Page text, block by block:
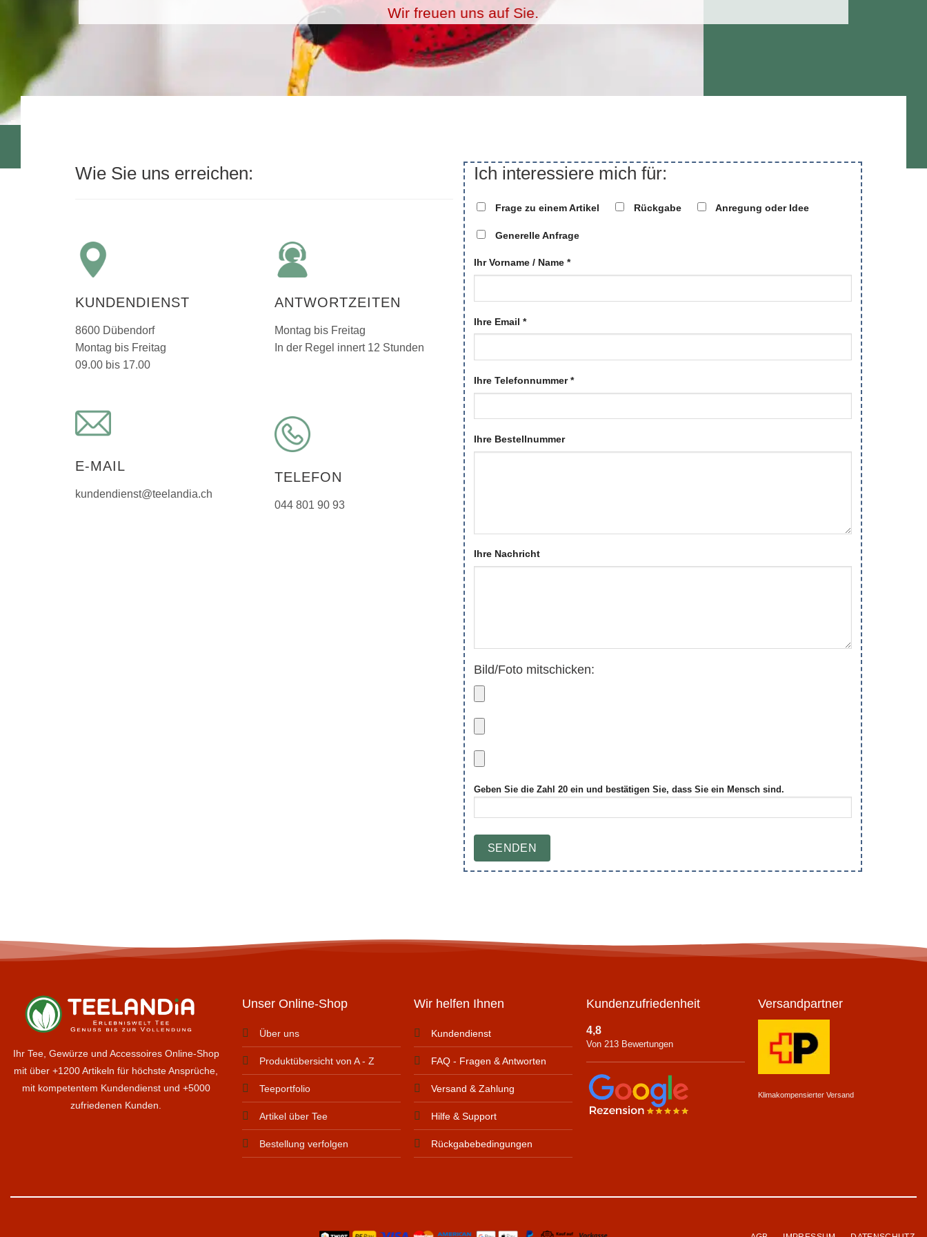
Wir freuen uns auf Sie.
Wie Sie uns erreichen:
KUNDENDIENST
8600 Dübendorf
Montag bis Freitag
09.00 bis 17.00
ANTWORTZEITEN
Montag bis Freitag
In der Regel innert 12 Stunden
E-MAIL
kundendienst@teelandia.ch
TELEFON
044 801 90 93
Ich interessiere mich für:
Frage zu einem Artikel Rückgabe Anregung oder Idee
Generelle Anfrage
Ihr Vorname / Name *
Ihre Email *
Ihre Telefonnummer *
Ihre Bestellnummer
Ihre Nachricht
Bild/Foto mitschicken:
Geben Sie die Zahl 20 ein und bestätigen Sie, dass Sie ein Mensch sind.
Ihr Tee, Gewürze und Accessoires Online-Shop
mit über +1200 Artikeln für höchste Ansprüche,
mit kompetentem Kundendienst und +5000
zufriedenen Kunden.
Unser Online-Shop
Über uns
Produktübersicht von A - Z
Teeportfolio
Artikel über Tee
Bestellung verfolgen
Wir helfen Ihnen
Kundendienst
FAQ - Fragen & Antworten
Versand & Zahlung
Hilfe & Support
Rückgabebedingungen
Kundenzufriedenheit
4,8
Von 213 Bewertungen
Versandpartner
Klimakompensierter Versand